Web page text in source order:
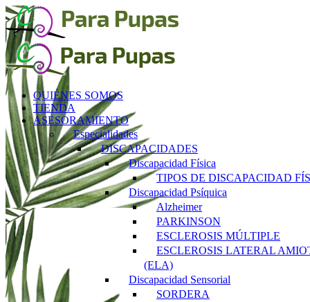
Saltar
al
contenido
QUIÉNES SOMOS
TIENDA
ASESORAMIENTO
Especialidades
DISCAPACIDADES
Discapacidad Física
TIPOS DE DISCAPACIDAD
Discapacidad Psíquica
Alzheimer
PARKINSON
ESCLEROSIS MÚLTIPLE
ESCLEROSIS LATERAL
(ELA)
Discapacidad Sensorial
SORDERA